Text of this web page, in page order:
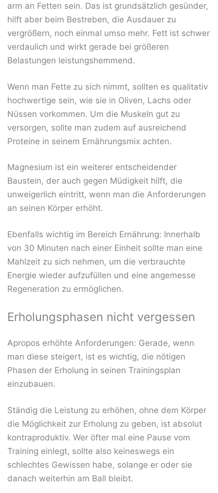
arm an Fetten sein. Das ist grundsätzlich gesünder,
hilft aber beim Bestreben, die Ausdauer zu
vergrößern, noch einmal umso mehr. Fett ist schwer
verdaulich und wirkt gerade bei größeren
Belastungen leistungshemmend.
Wenn man Fette zu sich nimmt, sollten es qualitativ
hochwertige sein, wie sie in Oliven, Lachs oder
Nüssen vorkommen. Um die Muskeln gut zu
versorgen, sollte man zudem auf ausreichend
Proteine in seinem Ernährungsmix achten.
Magnesium ist ein weiterer entscheidender
Baustein, der auch gegen Müdigkeit hilft, die
unweigerlich eintritt, wenn man die Anforderungen
an seinen Körper erhöht.
Ebenfalls wichtig im Bereich Ernährung: Innerhalb
von 30 Minuten nach einer Einheit sollte man eine
Mahlzeit zu sich nehmen, um die verbrauchte
Energie wieder aufzufüllen und eine angemesse
Regeneration zu ermöglichen.
Erholungsphasen nicht vergessen
Apropos erhöhte Anforderungen: Gerade, wenn
man diese steigert, ist es wichtig, die nötigen
Phasen der Erholung in seinen Trainingsplan
einzubauen.
Ständig die Leistung zu erhöhen, ohne dem Körper
die Möglichkeit zur Erholung zu geben, ist absolut
kontraproduktiv. Wer öfter mal eine Pause vom
Training einlegt, sollte also keineswegs ein
schlechtes Gewissen habe, solange er oder sie
danach weiterhin am Ball bleibt.